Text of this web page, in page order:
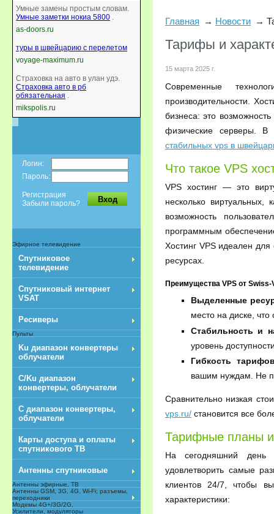
Главная Новости
Тарифы и
15 марта 2025 г.
Современные
производительности.
бизнеса: это
физические серверы. В
стабильных vps в
Что такое VPS
VPS хостинг — это
несколько
возможность
программным
Хостинг VPS идеален
ресурсах.
Преимущества VPS от Swiss-
Выделенные
место на диске,
Стабильность и
уровень
Гибкость
вашим нуждам. Не
Сравнительно низкая
vps.ru/ становится все
Тарифные планы и
На сегодняшний день
удовлетворить самые
клиентов 24/7, чтобы
характеристики:
Умные замены простым словам.
Умные заметки нокиа 5800 .
as-doors.ru
туры в швейцарию с перелетом
voyage-maximum.ru
Страховка на авто в улан удэ.
Страховка авто в рб
обязательная .
mikspolis.ru
Логин:
Пароль:
Регистрация
Забыли пароль?
Вход
Эфирное телевидение
Спутниковое
телевидение
Спутниковый интернет
VSAT
Ресиверы
Пульты
Ku диапазон конвертеры
облучатели
C/Ku диапазон
конвертеры, облучатели
С диапазон конвертеры,
облучатели
Карты доступа и оплаты
спутникового ТВ
Антенны спутниковые
Антенны эфирные, ТВ
Антенны GSM, 3G, 4G, Wi-Fi; разъемы,
переходники
Модемы 4G+/3G/2G,
Усилители, модуляторы